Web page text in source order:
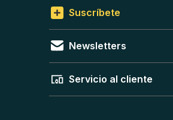
Suscríbete
Newsletters
Servicio al cliente